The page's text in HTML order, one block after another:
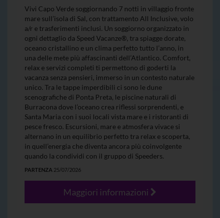
Vivi Capo Verde soggiornando 7 notti in villaggio fronte
mare sull’isola di Sal, con trattamento All Inclusive, volo
a/r e trasferimenti inclusi. Un soggiorno organizzato in
ogni dettaglio da Speed Vacanze®, tra spiagge dorate,
oceano cristallino e un clima perfetto tutto l’anno, in
una delle mete più affascinanti dell’Atlantico. Comfort,
relax e servizi completi ti permettono di goderti la
vacanza senza pensieri, immerso in un contesto naturale
unico. Tra le tappe imperdibili ci sono le dune
scenografiche di Ponta Preta, le piscine naturali di
Burracona dove l’oceano crea riflessi sorprendenti, e
Santa Maria con i suoi locali vista mare e i ristoranti di
pesce fresco. Escursioni, mare e atmosfera vivace si
alternano in un equilibrio perfetto tra relax e scoperta,
in quell’energia che diventa ancora più coinvolgente
quando la condividi con il gruppo di Speeders.
PARTENZA 25/07/2026
Maggiori informazioni